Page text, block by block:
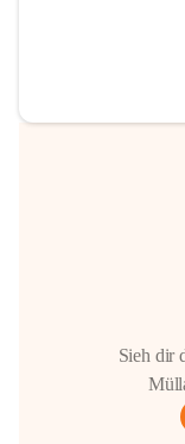
Sieh dir